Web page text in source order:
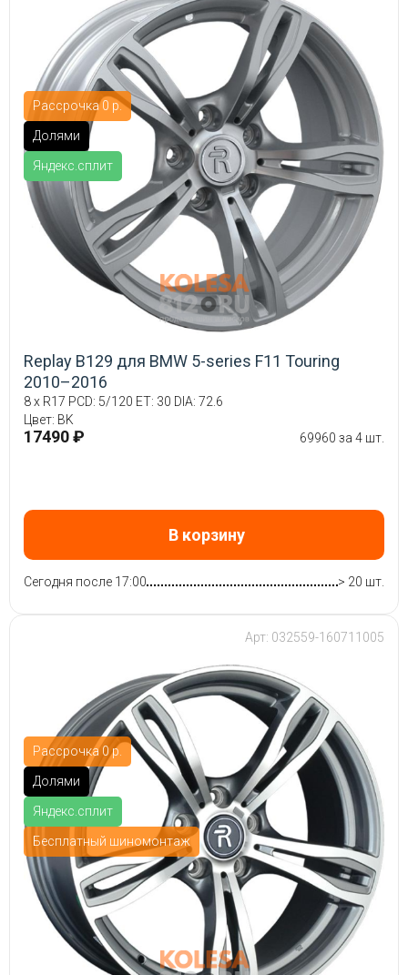
Рассрочка 0 р.
Долями
Яндекс.сплит
Replay B129 для BMW 5-series F11 Touring
2010–2016
8 x R17 PCD: 5/120 ET: 30 DIA: 72.6
Цвет: BK
17490 ₽ 69960 за 4 шт.
В корзину
Сегодня после 17:00 > 20 шт.
Рассрочка 0 р.
Долями
Яндекс.сплит
Бесплатный шиномонтаж
Арт: 032559-160711005